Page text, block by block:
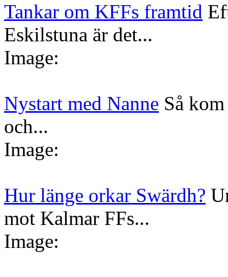
Tankar om KFFs framtid
Eskilstuna är det...
Image:
Nystart med Nanne Så
och...
Image:
Hur länge orkar Swärdh?
mot Kalmar FFs...
Image: